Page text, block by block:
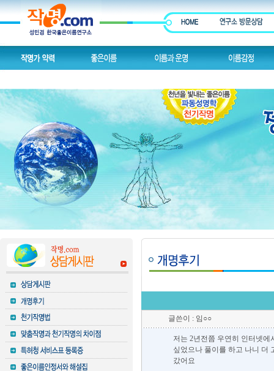
글쓴이 : 임○○
저는 2년전쯤 우연히 인터넷
싶었으나 풀이를 하고 나니 더
갔어요